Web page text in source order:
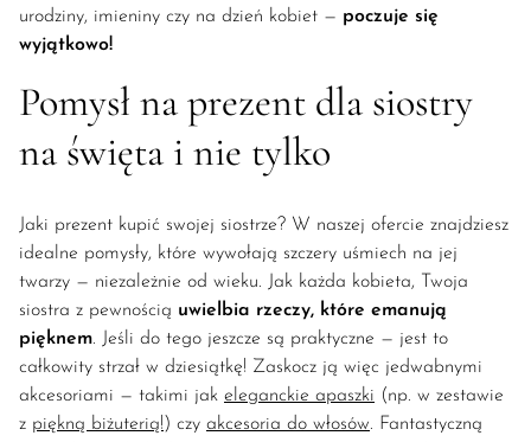
urodziny, imieniny czy na dzień kobiet — poczuje się
wyjątkowo!
Pomysł na prezent dla siostry
na święta i nie tylko
Jaki prezent kupić swojej siostrze? W naszej ofercie znajdziesz
idealne pomysły, które wywołają szczery uśmiech na jej
twarzy — niezależnie od wieku. Jak każda kobieta, Twoja
siostra z pewnością uwielbia rzeczy, które emanują
pięknem. Jeśli do tego jeszcze są praktyczne — jest to
całkowity strzał w dziesiątkę! Zaskocz ją więc jedwabnymi
akcesoriami — takimi jak eleganckie apaszki (np. w zestawie
z piękną biżuterią!) czy akcesoria do włosów. Fantastyczną